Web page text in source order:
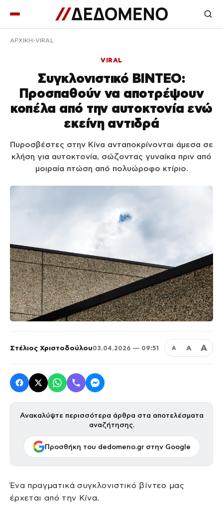
ΑΡΧΙΚΉ VIRAL
VIRAL
Συγκλονιστικό ΒΙΝΤΕΟ:
Προσπαθούν να αποτρέψουν
κοπέλα από την αυτοκτονία ενώ
εκείνη αντιδρά
Πυροσβέστες στην Κίνα ανταποκρίνονται άμεσα σε
κλήση για αυτοκτονία, σώζοντας γυναίκα πριν από
μοιραία πτώση από πολυώροφο κτίριο.
Στέλιος Χριστοδούλου03.04.2026 — 09:51 Α Α Α
Ανακαλύψτε περισσότερα άρθρα στα αποτελέσματα
αναζήτησης.
Προσθήκη του dedomeno.gr στην Google
Ένα πραγματικά συγκλονιστικό βίντεο μας
έρχεται από την Κίνα.